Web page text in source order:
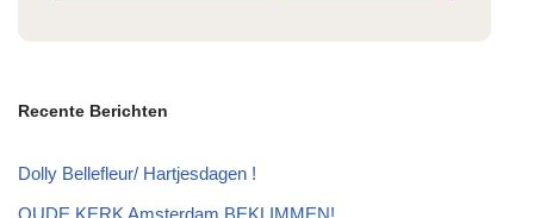
Recente Berichten
Dolly Bellefleur/ Hartjesdagen !
OUDE KERK Amsterdam BEKLIMMEN!